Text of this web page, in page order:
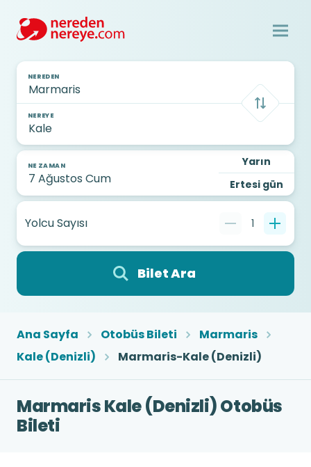
NEREDEN
NEREYE
NE ZAMAN
Yarın
Ertesi gün
Yolcu Sayısı 1
Bilet Ara
Ana Sayfa Otobüs Bileti
Marmaris
Kale (Denizli)
Marmaris-Kale (Denizli)
Marmaris Kale (Denizli) Otobüs
Bileti